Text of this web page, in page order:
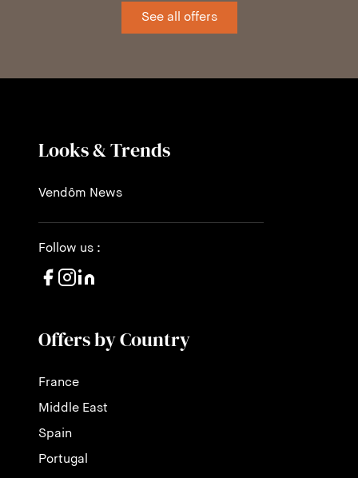
See all offers
Looks & Trends
Vendôm News
Follow us :
Offers by Country
France
Middle East
Spain
Portugal